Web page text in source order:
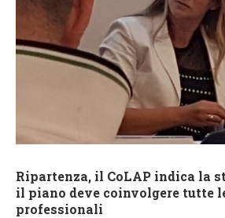
Ripartenza, il CoLAP indica la
il piano deve coinvolgere tutte
professionali